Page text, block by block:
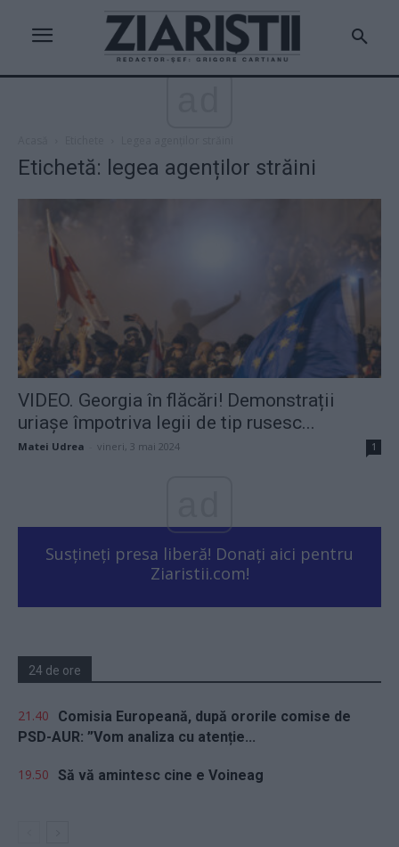
Etichetă: legea agenților străini
VIDEO. Georgia în flăcări! Demonstrații
uriașe împotriva legii de tip rusesc...
Matei Udrea vineri, 3 mai 2024 1
Susțineți presa liberă! Donați aici pentru
Ziaristii.com!
24 de ore
21.40
Comisia Europeană, după ororile comise de
PSD-AUR: ”Vom analiza cu atenție...
19.50 Să vă amintesc cine e Voineag